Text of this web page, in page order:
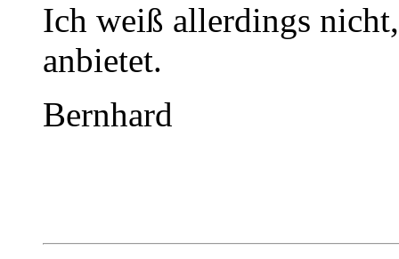
Ich weiß allerdings
anbietet.
Bernhard